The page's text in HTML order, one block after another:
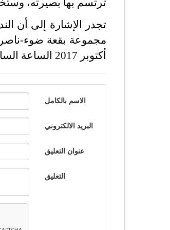
تجدر الإشارة إلى أن
أكتوبر 2017 الساعة السابعة مساءً، ويستمر حتى 31 ديسمبر 2017.
الاسم بالكامل
البريد الالكتروني
عنوان التعليق
التعليق